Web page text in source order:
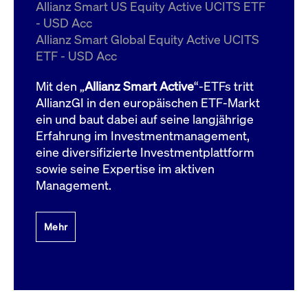
Allianz Smart US Equity Active UCITS ETF
- USD Acc
Allianz Smart Global Equity Active UCITS
ETF - USD Acc
Mit den „Allianz Smart Active“-ETFs tritt
AllianzGI in den europäischen ETF-Markt
ein und baut dabei auf seine langjährige
Erfahrung im Investmentmanagement,
eine diversifizierte Investmentplattform
sowie seine Expertise im aktiven
Management.
Mehr
ApplicationGatewayAffinityCORS
boerse.com
Domain
bis